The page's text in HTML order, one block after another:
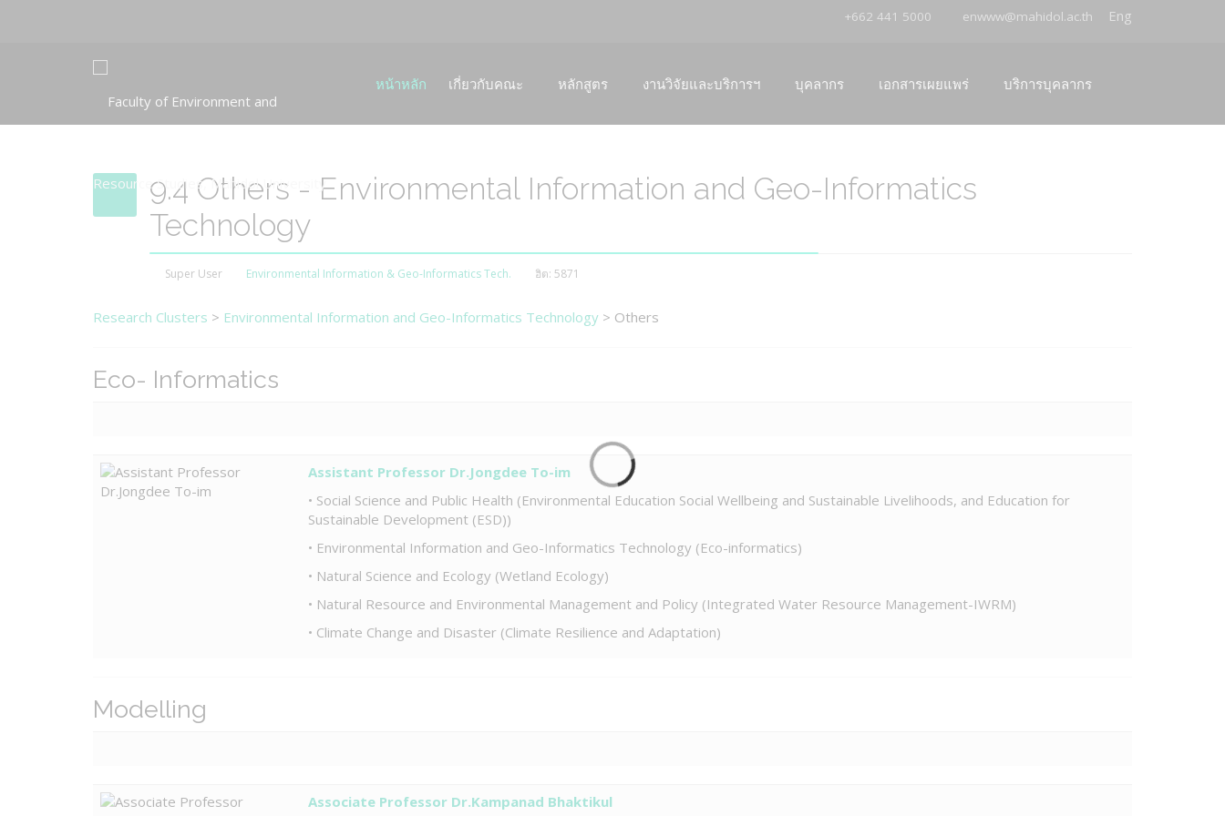
Eng
+662 441 5000 enwww@mahidol.ac.th
หน้าหลัก เกี่ยวกับคณะ หลักสูตร งานวิจัยและบริการฯ บุคลากร เอกสารเผยแพร่ บริการบุคลากร
9.4 Others - Environmental Information and Geo-Informatics
Technology
Super User Environmental Information & Geo-Informatics Tech. ฮิต: 5871
Research Clusters > Environmental Information and Geo-Informatics Technology > Others
Eco- Informatics
Assistant Professor Dr.Jongdee To-im
• Social Science and Public Health (Environmental Education Social Wellbeing and Sustainable Livelihoods, and Education for
Sustainable Development (ESD))
• Environmental Information and Geo-Informatics Technology (Eco-informatics)
• Natural Science and Ecology (Wetland Ecology)
• Natural Resource and Environmental Management and Policy (Integrated Water Resource Management-IWRM)
• Climate Change and Disaster (Climate Resilience and Adaptation)
Modelling
Associate Professor Dr.Kampanad Bhaktikul